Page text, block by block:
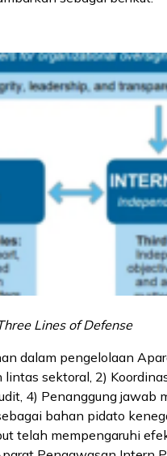
Lines of Defense
dalam pengelolaan
sektoral, 2)
4) Penanggung jawab
bahan pidato
telah mempengaruhi